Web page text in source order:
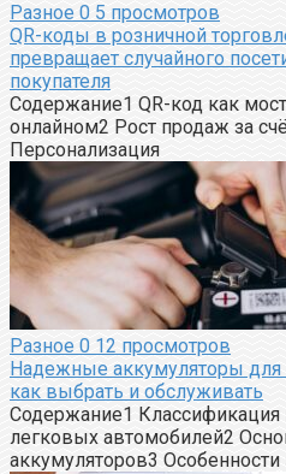
Разное 0 5 просмотров
QR-коды в розничной
превращает случайного
покупателя
Содержание1 QR-код как
онлайном2 Рост продаж за
Персонализация
Разное 0 12 просмотров
Надежные аккумуляторы для
как выбрать и обслуживать
Содержание1 Классификация
легковых автомобилей2
аккумуляторов3 Особенности